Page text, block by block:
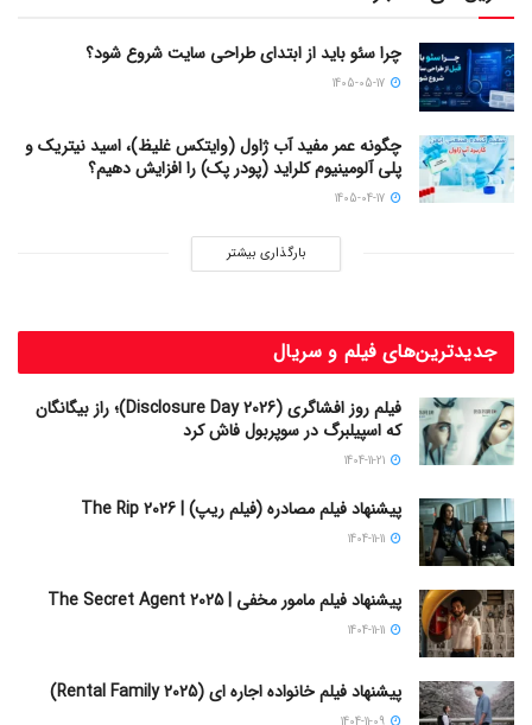
چرا سئو باید از ابتدای طراحی سایت شروع شود؟
چگونه عمر مفید آب ژاول (وایتکس غلیظ)، اسید نیتریک و
پلی آلومینیوم کلراید (پودر پک) را افزایش دهیم؟
بارگذاری بیشتر
جدیدترین‌های فیلم و سریال
فیلم روز افشاگری (Disclosure Day 2026)؛ راز بیگانگان
که اسپیلبرگ در سوپربول فاش کرد
پیشنهاد فیلم مصادره (فیلم ریپ) | The Rip 2026
پیشنهاد فیلم مامور مخفی | The Secret Agent 2025
پیشنهاد فیلم خانواده اجاره‌ ای (Rental Family 2025)